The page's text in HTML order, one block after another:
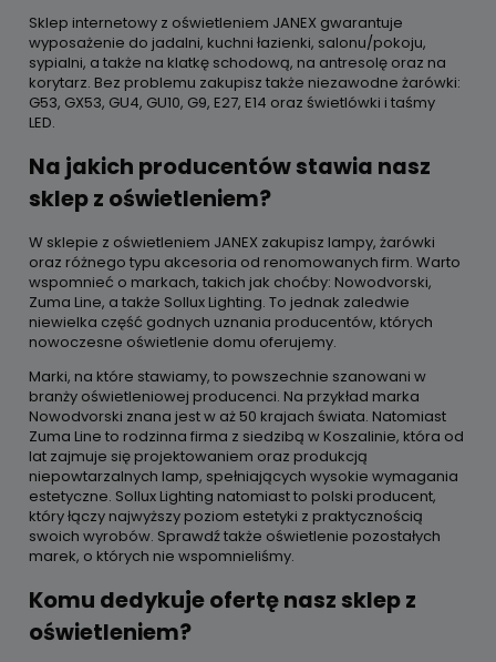
Sklep internetowy z oświetleniem JANEX gwarantuje
wyposażenie do jadalni, kuchni łazienki, salonu/pokoju,
sypialni, a także na klatkę schodową, na antresolę oraz na
korytarz. Bez problemu zakupisz także niezawodne żarówki:
G53, GX53, GU4, GU10, G9, E27, E14 oraz świetlówki i taśmy
LED.
Na jakich producentów stawia nasz
sklep z oświetleniem?
W sklepie z oświetleniem JANEX zakupisz lampy, żarówki
oraz różnego typu akcesoria od renomowanych firm. Warto
wspomnieć o markach, takich jak choćby: Nowodvorski,
Zuma Line, a także Sollux Lighting. To jednak zaledwie
niewielka część godnych uznania producentów, których
nowoczesne oświetlenie domu oferujemy.
Marki, na które stawiamy, to powszechnie szanowani w
branży oświetleniowej producenci. Na przykład marka
Nowodvorski znana jest w aż 50 krajach świata. Natomiast
Zuma Line to rodzinna firma z siedzibą w Koszalinie, która od
lat zajmuje się projektowaniem oraz produkcją
niepowtarzalnych lamp, spełniających wysokie wymagania
estetyczne. Sollux Lighting natomiast to polski producent,
który łączy najwyższy poziom estetyki z praktycznością
swoich wyrobów. Sprawdź także oświetlenie pozostałych
marek, o których nie wspomnieliśmy.
Komu dedykuje ofertę nasz sklep z
oświetleniem?